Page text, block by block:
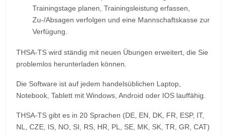
Trainingstage planen, Trainingsleistung erfassen,
Zu-/Absagen verfolgen und eine Mannschaftskasse zur
Verfügung.
THSA-TS wird ständig mit neuen Übungen erweitert, die Sie
problemlos herunterladen können.
Die Software ist auf jedem handelsüblichen Laptop,
Notebook, Tablett mit Windows, Android oder IOS lauffähig.
THSA-TS gibt es in 20 Sprachen (DE, EN, DK, FR, ESP, IT,
NL, CZE, IS, NO, SI, RS, HR, PL, SE, MK, SK, TR, GR, CAT)